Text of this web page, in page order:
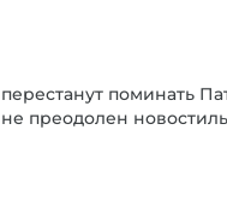
поминать
преодолен